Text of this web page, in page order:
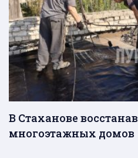
В Стаханове
многоэтажных домов